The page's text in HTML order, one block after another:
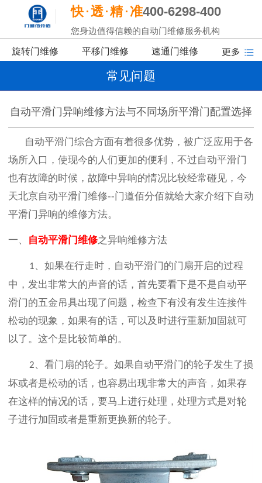
快 透 精 准400-6298-400
您身边值得信赖的自动门维修服务机构
旋转门维修 平移门维修 速通门维修
常见问题
自动平滑门异响维修方法与不同场所平滑门配置选择
自动平滑门综合方面有着很多优势，被广泛应用于各
场所入口，使现今的人们更加的便利，不过自动平滑门
也有故障的时候，故障中异响的情况比较经常碰见，今
天北京自动平滑门维修--门道佰分佰就给大家介绍下自动
平滑门异响的维修方法。
一、 自动平滑门维修之异响维修方法
1
、如果在行走时，自动平滑门的门扇开启的过程
中，发出非常大的声音的话，首先要看下是不是自动平
滑门的五金吊具出现了问题，检查下有没有发生连接件
松动的现象，如果有的话，可以及时进行重新加固就可
以了。这个是比较简单的。
2
、看门扇的轮子。如果自动平滑门的轮子发生了损
坏或者是松动的话，也容易出现非常大的声音，如果存
在这样的情况的话，要马上进行处理，处理方式是对轮
子进行加固或者是重新更换新的轮子。